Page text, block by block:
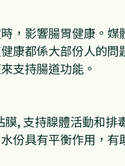
，影響腸胃健康。媒
康都係大部份人的問
支持腸道功能。
, 支持腺體活動和排
份具有平衡作用，有